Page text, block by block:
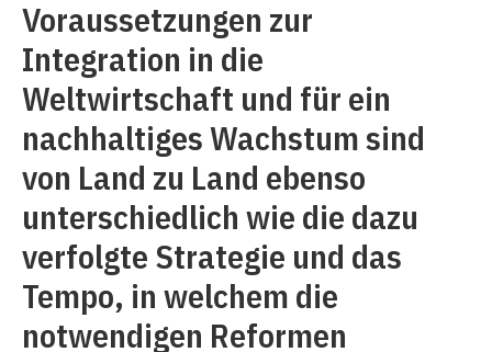
Voraussetzungen zur
Integration in die
Weltwirtschaft und für ein
nachhaltiges Wachstum sind
von Land zu Land ebenso
unterschiedlich wie die dazu
verfolgte Strategie und das
Tempo, in welchem die
notwendigen Reformen